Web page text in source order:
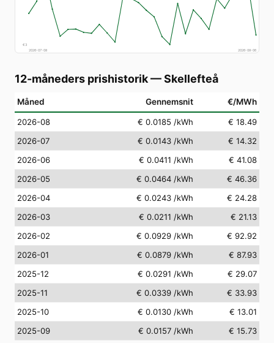
€3
2026-07-08
2026-08-06
12-måneders prishistorik—Skellefteå
Måned Gennemsnit €/MWh
2026-08 € 0.0185 /kWh
€ 18.49
2026-07
€ 0.0143 /kWh
€ 14.32
2026-06
€ 0.0411 /kWh
€ 41.08
2026-05
€ 0.0464 /kWh
€ 46.36
2026-04
€ 0.0243 /kWh
€ 24.28
2026-03
€ 0.0211 /kWh
€ 21.13
2026-02
€ 0.0929 /kWh
€ 92.92
2026-01
€ 0.0879 /kWh
€ 87.93
2025-12
€ 0.0291 /kWh
€ 29.07
2025-11
€ 0.0339 /kWh
€ 33.93
2025-10
€ 0.0130 /kWh
€ 13.01
2025-09
€ 0.0157 /kWh € 15.73